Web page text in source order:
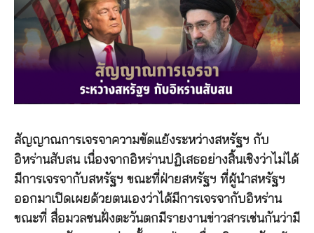
สัญญาณการเจรจาความขัดแย้งระหว่างสหรัฐฯ กับ
อิหร่านสับสน เนื่องจากอิหร่านปฏิเสธอย่างสิ้นเชิงว่าไม่ได้
มีการเจรจากับสหรัฐฯ ขณะที่ฝ่ายสหรัฐฯ ที่ผู้นำสหรัฐฯ
ออกมาเปิดเผยด้วยตนเองว่าได้มีการเจรจากับอิหร่าน
ขณะที่ สื่อมวลชนฝั่งตะวันตกมีรายงานข่าวสารเช่นกันว่ามี